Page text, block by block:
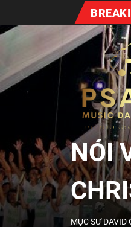
the
Biết Ơn Chúa | Gratitude
NÓI
MỤC SƯ DAVID